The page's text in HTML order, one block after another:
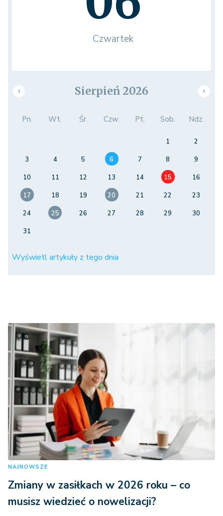
Czwartek
Sierpień 2026
Pn. Wt. Śr. Czw. Pt. Sob. Ndz.
1
2
3
4 5 6 7 8
9
10
11 12 13 14 15
16
17
18 19 20 21 22
23
24
25 26 27 28 29
30
31
Wyświetl artykuły z tego dnia
NAJNOWSZE
Zmiany w zasiłkach w 2026 roku – co
musisz wiedzieć o nowelizacji?